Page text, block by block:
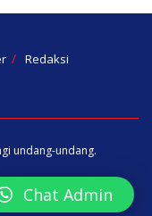
Redaksi
undang-undang.
Chat Admin